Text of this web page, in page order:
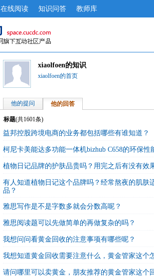
在线阅读 知识问答 教师库
xiaolfoen的知识
xiaolfoen的首页
他的提问 他的回答
标题(共1601条)
益邦控股跨境电商的业务都包括哪些有谁知道？
柯尼卡美能达多功能一体机bizhub C658的环保性
植物日记品牌的护肤品贵吗？用完之后有没有效
有人知道植物日记这个品牌吗？经常熬夜的肌肤
品？
雅思写作是不是字数多就会分数高呢？
雅思阅读题可以先做简单的再做复杂的吗？
我想问问看黄金回收的注意事项有哪些呢？
我想知道黄金回收需要注意什么，黄金管家这个
请问哪里可以卖黄金，朋友推荐的黄金管家这个